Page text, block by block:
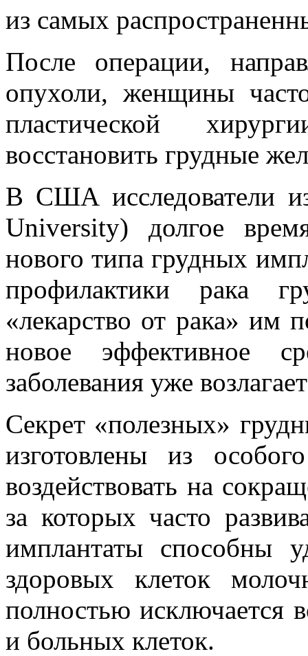
из самых
После операции,
опухоли, женщины
пластической
восстановить грудные
В США исследователи
University) долгое
нового типа грудных
профилактики рака
«лекарство от рака» им
новое эффективное
заболевания уже
Секрет «полезных»
изготовлены из
воздействовать на
за которых часто
имплантаты способны
здоровых клеток
полностью исключается
и больных клеток.